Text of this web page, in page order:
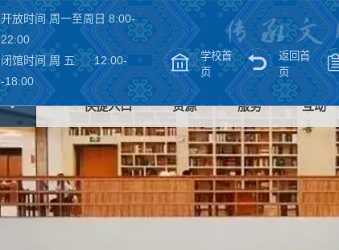
开放时间 周一至周日 8:00-
22:00
闭馆时间 周 五 12:00-
-18:00
学校首
页
返回首
页
快捷入口 资源 服务 互动